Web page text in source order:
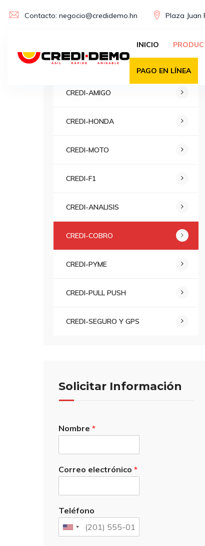
Contacto: negocio@credidemo.hn Plaza Juan
INICIO
PAGO EN LÍNEA
SIN DEMORA
CREDI-AMIGO
CREDI-HONDA
CREDI-MOTO
CREDI-F1
CREDI-ANALISIS
CREDI-COBRO
CREDI-PYME
CREDI-PULL PUSH
CREDI-SEGURO Y GPS
Solicitar Información
Nombre *
Correo electrónico *
Teléfono